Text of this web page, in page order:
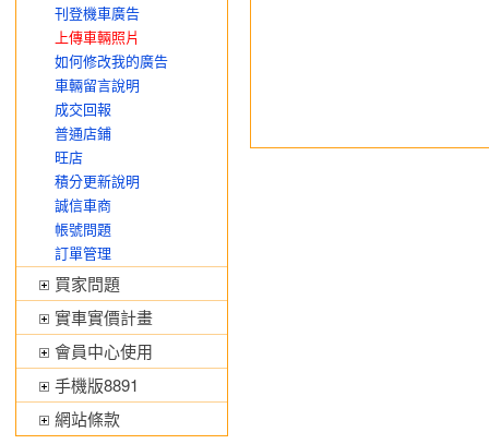
刊登機車廣告
上傳車輛照片
如何修改我的廣告
車輛留言說明
成交回報
普通店鋪
旺店
積分更新說明
誠信車商
帳號問題
訂單管理
買家問題
實車實價計畫
會員中心使用
手機版8891
網站條款